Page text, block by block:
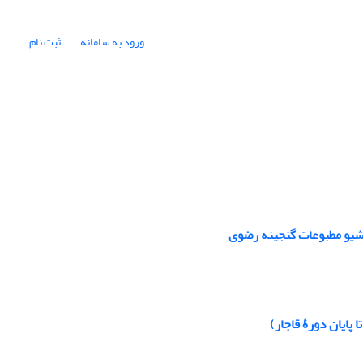
ورود به سامانه ثبت نام
مطبوعات گنجینه رضوی
دورۀ قاجار)